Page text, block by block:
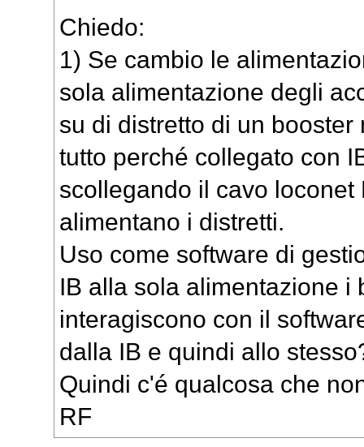
Chiedo:
1) Se cambio le
sola alimentazione degli
su di distretto di un
tutto perché collegato con
scollegando il cavo loconet
alimentano i distretti.
Uso come software di
IB alla sola alimentazione i
interagiscono con il
dalla IB e quindi allo
Quindi c'é qualcosa che
RF